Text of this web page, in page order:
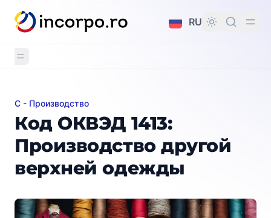
контенту
RU
Код ОКВЭД 1413: Производство другой верхней
C - Производство
Код ОКВЭД 1413:
Производство другой
верхней одежды